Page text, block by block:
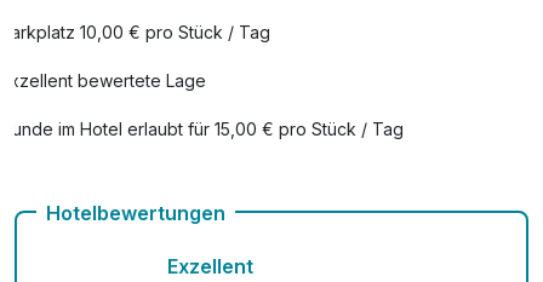
Parkplatz 10,00 € pro Stück / Tag
Exzellent bewertete Lage
Hunde im Hotel erlaubt für 15,00 € pro Stück / Tag
Hotelbewertungen
Exzellent